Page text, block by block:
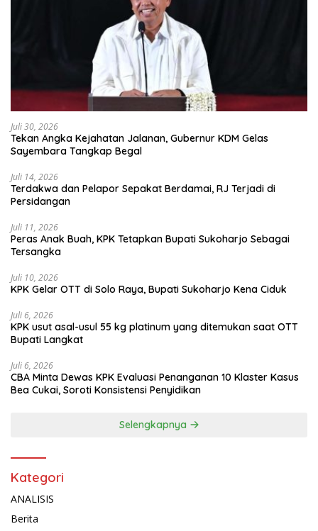
Juli 30, 2026
Tekan Angka Kejahatan Jalanan, Gubernur KDM Gelas
Sayembara Tangkap Begal
Juli 14, 2026
Terdakwa dan Pelapor Sepakat Berdamai, RJ Terjadi di
Persidangan
Juli 11, 2026
Peras Anak Buah, KPK Tetapkan Bupati Sukoharjo Sebagai
Tersangka
Juli 10, 2026
KPK Gelar OTT di Solo Raya, Bupati Sukoharjo Kena Ciduk
Juli 6, 2026
KPK usut asal-usul 55 kg platinum yang ditemukan saat OTT
Bupati Langkat
Juli 6, 2026
CBA Minta Dewas KPK Evaluasi Penanganan 10 Klaster Kasus
Bea Cukai, Soroti Konsistensi Penyidikan
Selengkapnya
Kategori
ANALISIS
Berita